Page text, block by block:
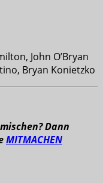
John O’Bryan
Bryan Konietzko
Dann
MITMACHEN